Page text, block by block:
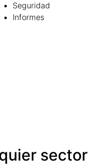
Seguridad
Informes
sector